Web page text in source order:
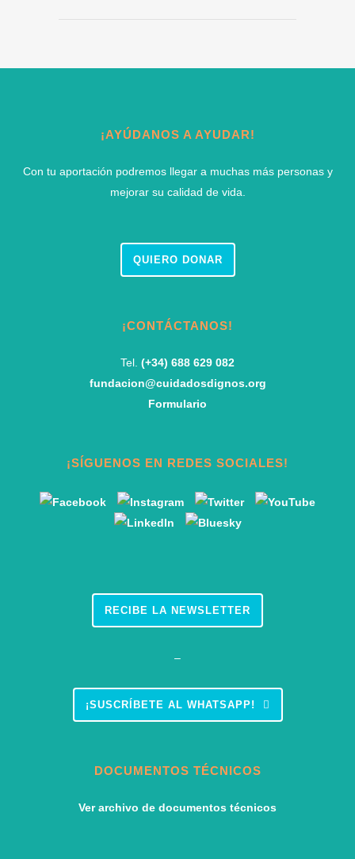
¡AYÚDANOS A AYUDAR!
Con tu aportación podremos llegar a muchas más personas y
mejorar su calidad de vida.
QUIERO DONAR
¡CONTÁCTANOS!
Tel. (+34) 688 629 082
fundacion@cuidadosdignos.org
Formulario
¡SÍGUENOS EN REDES SOCIALES!
RECIBE LA NEWSLETTER
–
¡SUSCRÍBETE AL WHATSAPP!
DOCUMENTOS TÉCNICOS
Ver archivo de documentos técnicos